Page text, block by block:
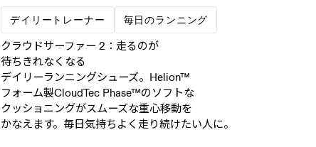
デイリートレーナー
毎日のランを支えるデイリートレーナ
毎日のランニング
練習量の大部分を
クラウドサーファー 2：走るのが​​​​
待ちきれなくなる​​​​
デイリーランニングシューズ。​​​​Helion™
フォーム製CloudTec Phase™の​​​​ソフトな​​​​
クッショニングが​​​​スムーズな​​​​重心移動を​​​​
かなえます。​​​​毎日​​​​気持ちよく​​​​走り続けたい​​​​人に。